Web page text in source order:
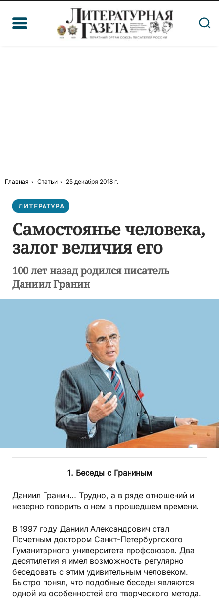
Главная Статьи 25 декабря 2018 г.
ЛИТЕРАТУРА
Самостоянье человека,
залог величия его
100 лет назад родился писатель
Даниил Гранин
1. Беседы с Граниным
Даниил Гранин… Трудно, а в ряде отношений и
неверно говорить о нем в прошедшем времени.
В 1997 году Даниил Александрович стал
Почетным доктором Санкт-Петербургского
Гуманитарного университета профсоюзов. Два
десятилетия я имел возможность регулярно
беседовать с этим удивительным человеком.
Быстро понял, что подобные беседы являются
одной из особенностей его творческого метода.